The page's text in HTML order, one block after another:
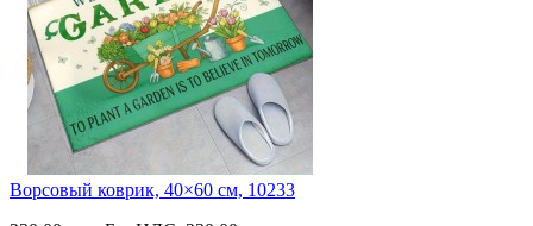
Ворсовый коврик, 40×60 см, 10233